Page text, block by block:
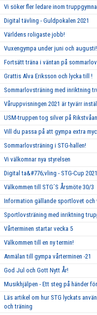
Vi söker fler ledare inom
Digital tävling - Guldpokalen 2021
Världens roligaste jobb!
Vuxengympa under juni och augusti!
Fortsätt träna i väntan på
Grattis Alva Eriksson och lycka till !
Sommarlovsträning med inriktning
Våruppvisningen 2021 är tyvärr
USM-truppen tog silver på
Vill du passa på att gympa extra
Sommarlovsträning i STG-hallen!
Vi välkomnar nya styrelsen
Digital ta&#776;vling - STG-Cup
Välkommen till STG´S Årsmöte 30/3
Information gällande sportlovet och
Sportlovsträning med inriktning
Vårterminen startar vecka 5
Välkommen till en ny termin!
Anmälan till gympa vårterminen -21
God Jul och Gott Nytt År!
Musikhjälpen - Ett steg på händer
Läs artikel om hur STG lyckats
och träning